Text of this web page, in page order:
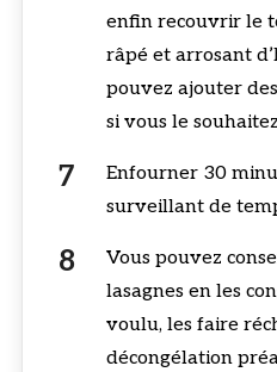
enfin recouvrir le
râpé et arrosant
pouvez ajouter
si vous le
Enfourner 30
surveillant de
Vous pouvez
lasagnes en les
voulu, les faire
décongélation